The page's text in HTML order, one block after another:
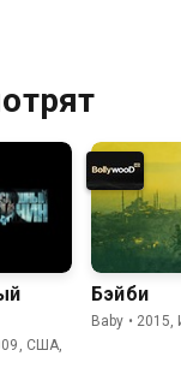
США,
Бэйби
Baby •